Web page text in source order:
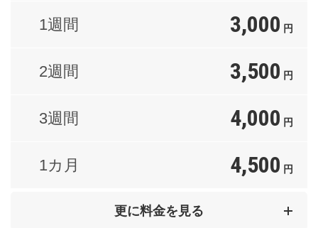
1週間 3,000 円
2週間 3,500 円
3週間 4,000 円
1カ月 4,500 円
円
更に料金を見る